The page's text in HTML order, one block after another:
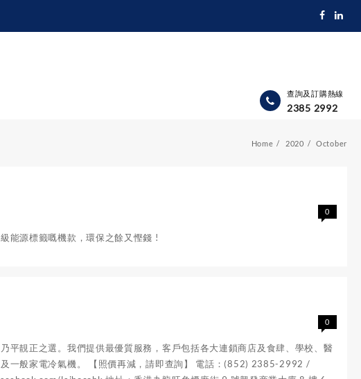
查詢及訂購熱線
2385 2992
Home 2020 October
0
能源標籤嘅機款，環保之餘又慳錢 !
0
平靚正之選。我們提供最優質服務，客戶包括各大連鎖商店及食肆、學校、醫
一般家電冷氣機。 【照價再減，請即查詢】 電話：(852) 2385-2992 /